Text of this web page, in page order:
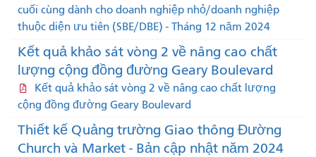
cuối cùng dành cho doanh nghiệp nhỏ/doanh nghiệp
thuộc diện ưu tiên (SBE/DBE) - Tháng 12 năm 2024
Kết quả khảo sát vòng 2 về nâng cao chất
lượng cộng đồng đường Geary Boulevard
Kết quả khảo sát vòng 2 về nâng cao chất lượng
cộng đồng đường Geary Boulevard
Thiết kế Quảng trường Giao thông Đường
Church và Market - Bản cập nhật năm 2024